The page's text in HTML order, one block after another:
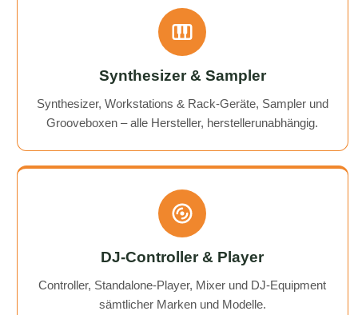
Synthesizer & Sampler
Synthesizer, Workstations & Rack-Geräte, Sampler und
Grooveboxen – alle Hersteller, herstellerunabhängig.
DJ-Controller & Player
Controller, Standalone-Player, Mixer und DJ-Equipment
sämtlicher Marken und Modelle.